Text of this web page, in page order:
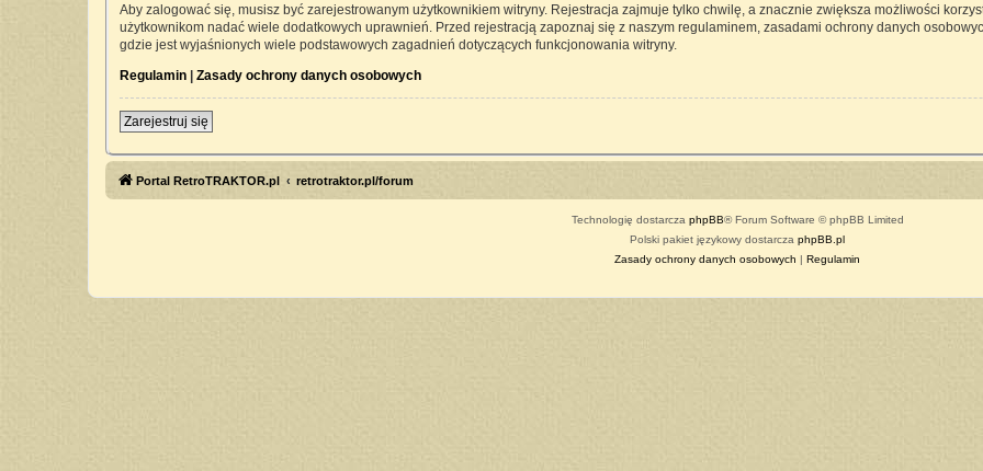
Aby zalogować się, musisz być zarejestrowanym użytkownikiem witryny. Rejestracja zajmuje tylko chwilę, a znacznie zwiększa możliwości
użytkownikom nadać wiele dodatkowych uprawnień. Przed rejestracją zapoznaj się z naszym regulaminem, zasadami ochrony danych
gdzie jest wyjaśnionych wiele podstawowych zagadnień dotyczących funkcjonowania witryny.
Regulamin | Zasady ochrony danych osobowych
Zarejestruj się
Portal RetroTRAKTOR.pl retrotraktor.pl/forum
Technologię dostarcza phpBB® Forum Software © phpBB Limited
Polski pakiet językowy dostarcza phpBB.pl
Zasady ochrony danych osobowych | Regulamin